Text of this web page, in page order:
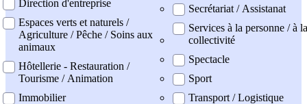
Direction d'entreprise
Espaces verts et naturels /
Agriculture / Pêche / Soins aux
animaux
Hôtellerie - Restauration /
Tourisme / Animation
Immobilier
Secrétariat / Assistanat
Services à la personne / à la
collectivité
Spectacle
Sport
Transport / Logistique